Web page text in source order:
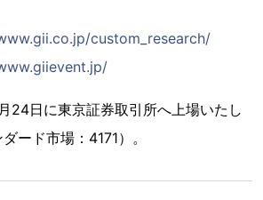
custom_research/
24日に東京証券取引所へ上場いたし
ード市場：4171）。